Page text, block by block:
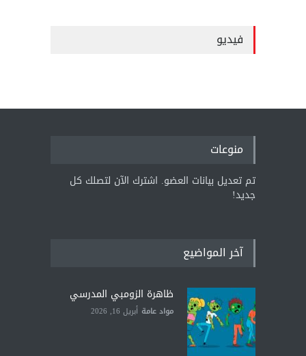
فيديو
منوعات
تم تعديل بيانات العضو. اشترك الآن لتصلك كل
جديد!
آخر المواضيع
ظاهرة الزومبي المدرسي
مواد عامة أبريل 16, 2026